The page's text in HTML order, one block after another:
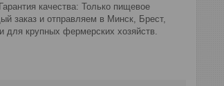
качества: Только пищевое
заказ и отправляем в Минск, Брест,
для крупных фермерских хозяйств.